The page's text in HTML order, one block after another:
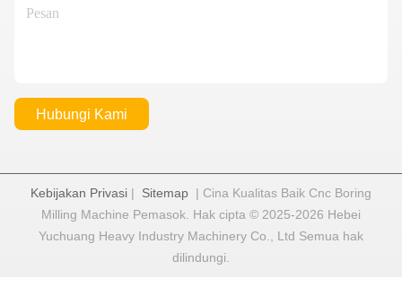
Hubungi Kami
Kebijakan Privasi | Sitemap | Cina Kualitas Baik Cnc Boring
Milling Machine Pemasok. Hak cipta © 2025-2026 Hebei
Yuchuang Heavy Industry Machinery Co., Ltd Semua hak
dilindungi.